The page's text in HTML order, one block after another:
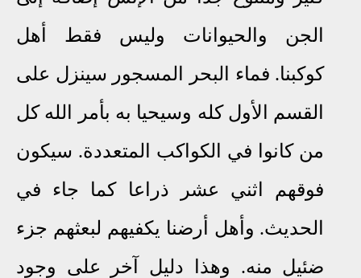
الجن والحيوانات وليس فقط أهل
كوكبنا. فماء البحر المسجور سينزل على
القسم الأول كله وسيحيا به بأمر الله كل
من كانوا في الكواكب المتعددة. سيكون
فوقهم اثني عشر ذراعا كما جاء في
الحديث. وأهل أرضنا يكفيهم لبعثهم جزء
ضئيل منه. وهذا دليل آخر على وجود